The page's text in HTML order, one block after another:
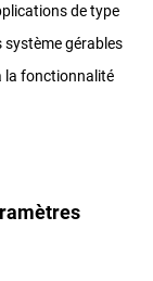
de type
système gérables
la fonctionnalité